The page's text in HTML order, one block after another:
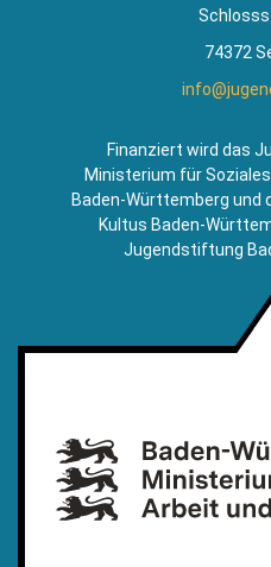
74372
Finanziert wird das
Ministerium für
Baden-Württemberg und
Kultus Baden-
Jugendstiftung